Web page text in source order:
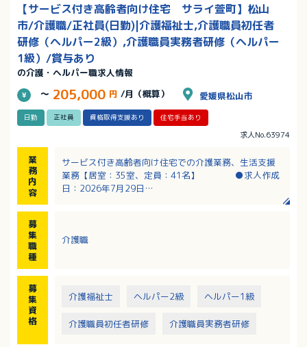
【サービス付き高齢者向け住宅 サライ萱町】松山
市/介護職/正社員(日勤)|介護福祉士,介護職員初任者
研修（ヘルパー2級）,介護職員実務者研修（ヘルパー
1級）/賞与あり
の介護・ヘルパー職求人情報
～ 205,000 円 /月（概算） 愛媛県松山市
日勤 正社員 資格取得支援あり 住宅手当あり
求人No.63974
業
務
内
容
サービス付き高齢者向け住宅での介護業務、生活支援
業務【居室：35室、定員：41名】 ●求人作成
日：2026年7月29日
・浴室の清掃、湯はり準備
・相談対応とお困りごとの解決
※業務は訪問介護（介護保険）と生活支援（保険適用
外）に分かれ、いずれも対応いただきます。
募
集
職
種
介護職
募
集
資
格
介護福祉士 ヘルパー2級 ヘルパー1級
介護職員初任者研修 介護職員実務者研修